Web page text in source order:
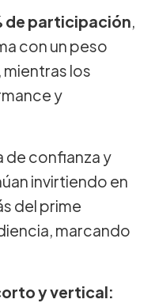
de participación,
con un peso
los
y
de confianza y
invirtiendo en
del prime
marcando
y vertical: